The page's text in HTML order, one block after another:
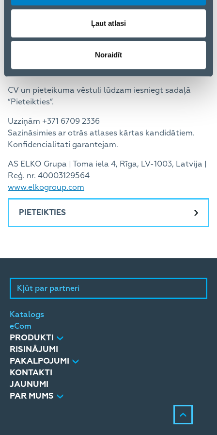
Ļaut atlasi
Noraidīt
Attīstītas prezentēšanas, sarunu vešanas un
pārliecināšanas prasmes
Stratēģiskā domāšana, iniciatīva un analītiska
Labas latviešu un angļu valodas zināšanas
CV un pieteikuma vēstuli lūdzam iesniegt sadaļā
“Pieteikties”.
Uzziņām +371 6709 2336
Sazināsimies ar otrās atlases kārtas kandidātiem.
Konfidencialitāti garantējam.
AS ELKO Grupa | Toma iela 4, Rīga, LV-1003, Latvija |
Reģ. nr. 40003129564
www.elkogroup.com
PIETEIKTIES
Kļūt par partneri
Katalogs
eCom
PRODUKTI
RISINĀJUMI
PAKALPOJUMI
KONTAKTI
JAUNUMI
PAR MUMS